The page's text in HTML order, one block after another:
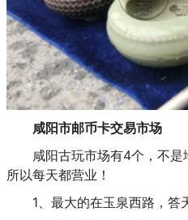
咸阳市邮币卡交易市场
咸阳古玩市场有4个，不是
所以每天都营业！
1、最大的在玉泉西路，答